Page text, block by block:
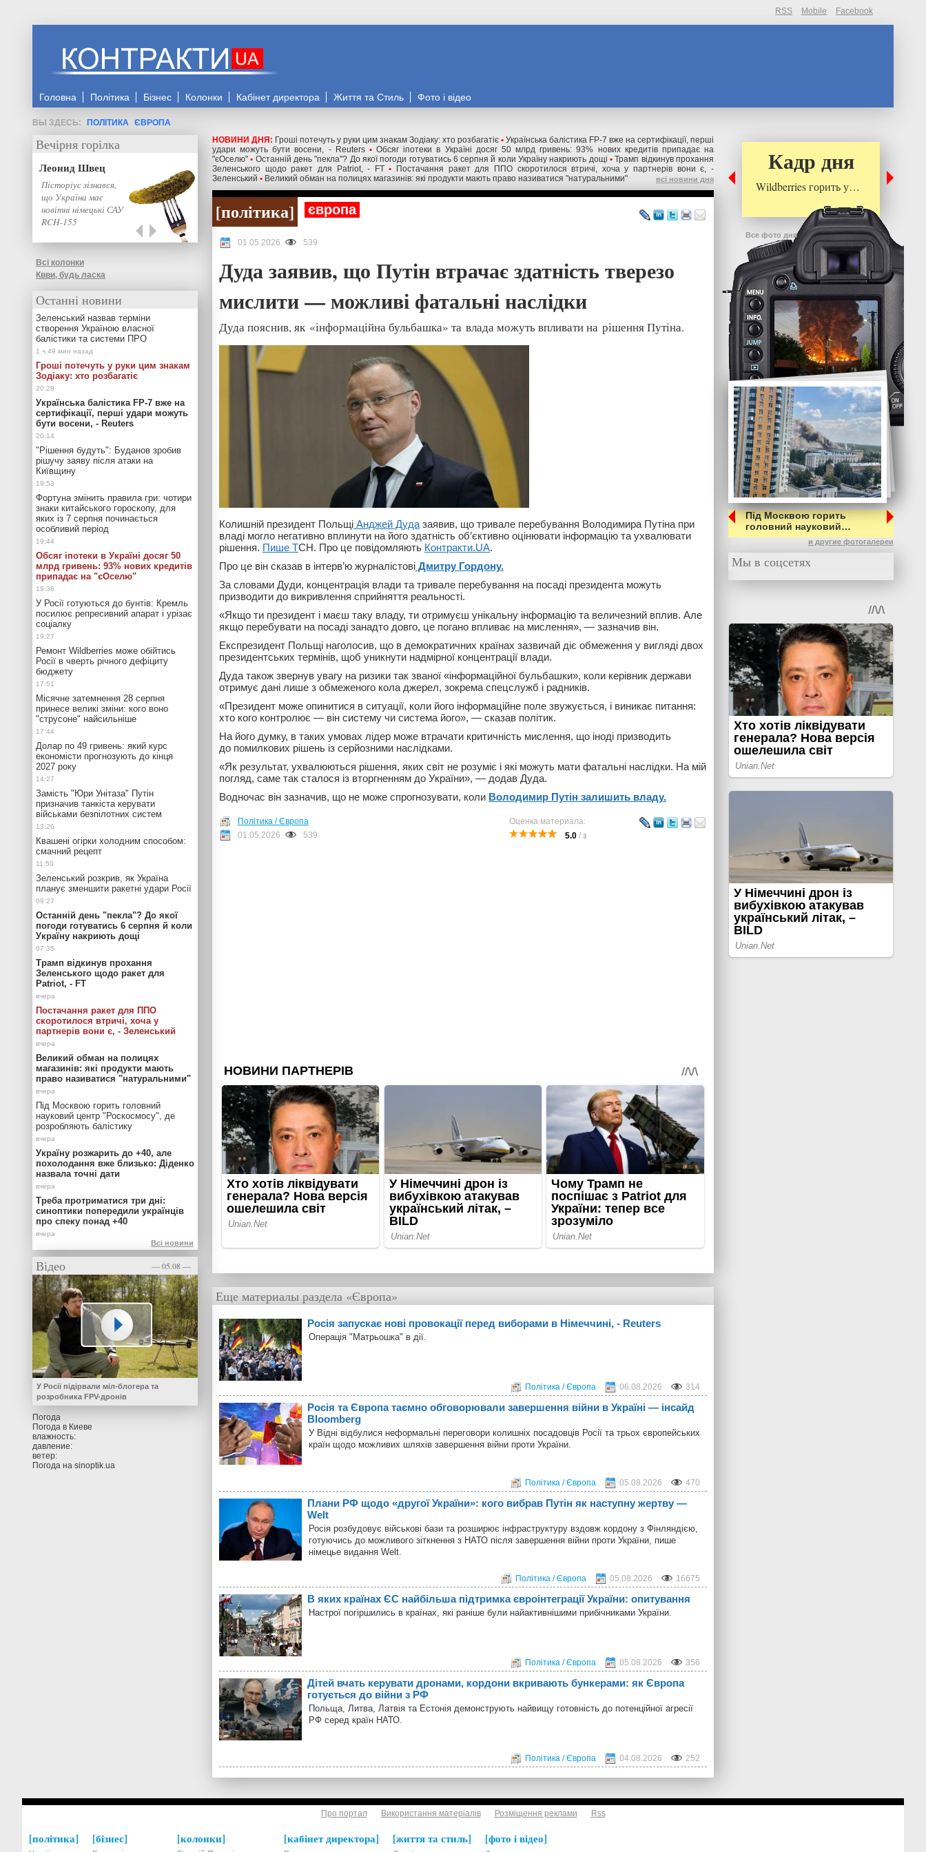
RSS Mobile Facebook
Головна Політика Бізнес Колонки Кабінет директора Життя та Стиль Фото і відео
ПОЛІТИКА ЄВРОПА
НОВИНИ ДНЯ: Гроші потечуть у руки цим знакам Зодіаку: хто розбагатіє • Українська балістика FP-7 вже на сертифікації, перші
удари можуть бути восени, - Reuters • Обсяг іпотеки в Україні досяг 50 млрд гривень: 93% нових кредитів припадає на
"єОселю" • Останній день "пекла"? До якої погоди готуватись 6 серпня й коли Україну накриють дощі • Трамп відкинув прохання
Зеленського щодо ракет для Patriot, - FT •
Постачання ракет для ППО скоротилося втричі, хоча у партнерів вони є, -
Зеленський • Великий обман на полицях магазинів: які продукти мають право називатися "натуральними" всі новини дня
політика європа
01.05.2026 539
Дуда заявив, що Путін втрачає здатність тверезо
мислити — можливі фатальні наслідки
Дуда пояснив, як «інформаційна бульбашка» та влада можуть впливати на рішення Путіна.
Колишній президент Польщі Анджей Дуда заявив, що тривале перебування Володимира Путіна при
владі могло негативно вплинути на його здатність об’єктивно оцінювати інформацію та ухвалювати
рішення. Пише ТСН. Про це повідомляють Контракти.UA.
Про це він сказав в інтерв’ю журналістові Дмитру Гордону.
За словами Дуди, концентрація влади та тривале перебування на посаді президента можуть
призводити до викривлення сприйняття реальності.
«Якщо ти президент і маєш таку владу, ти отримуєш унікальну інформацію та величезний вплив. Але
якщо перебувати на посаді занадто довго, це погано впливає на мислення», — зазначив він.
Експрезидент Польщі наголосив, що в демократичних країнах зазвичай діє обмеження у вигляді двох
президентських термінів, щоб уникнути надмірної концентрації влади.
Дуда також звернув увагу на ризики так званої «інформаційної бульбашки», коли керівник держави
отримує дані лише з обмеженого кола джерел, зокрема спецслужб і радників.
«Президент може опинитися в ситуації, коли його інформаційне поле звужується, і виникає питання:
хто кого контролює — він систему чи система його», — сказав політик.
На його думку, в таких умовах лідер може втрачати критичність мислення, що іноді призводить
до помилкових рішень із серйозними наслідками.
«Як результат, ухвалюються рішення, яких світ не розуміє і які можуть мати фатальні наслідки. На мій
погляд, саме так сталося із вторгненням до України», — додав Дуда.
Водночас він зазначив, що не може спрогнозувати, коли Володимир Путін залишить владу.
Оценка материала:
5.0 / 3
Політика / Європа
01.05.2026
539
Еще материалы раздела «Європа»
Росія запускає нові провокації перед виборами в Німеччині, - Reuters
Операція "Матрьошка" в дії.
Політика / Європа 06.08.2026 314
Росія та Європа таємно обговорювали завершення війни в Україні — інсайд
Bloomberg
У Відні відбулися неформальні переговори колишніх посадовців Росії та трьох європейських
країн щодо можливих шляхів завершення війни проти України.
Політика / Європа 05.08.2026 470
Плани РФ щодо «другої України»: кого вибрав Путін як наступну жертву —
Welt
Росія розбудовує військові бази та розширює інфраструктуру вздовж кордону з Фінляндією,
готуючись до можливого зіткнення з НАТО після завершення війни проти України, пише
німецье видання Welt.
Політика / Європа 05.08.2026 16675
В яких країнах ЄС найбільша підтримка євроінтеграції України: опитування
Настрої погіршились в країнах, які раніше були найактивнішими прибічниками України.
Політика / Європа 05.08.2026 356
Дітей вчать керувати дронами, кордони вкривають бункерами: як Європа
готується до війни з РФ
Польща, Литва, Латвія та Естонія демонструють найвищу готовність до потенційної агресії
РФ серед країн НАТО.
Політика / Європа 04.08.2026 252
Вечірня горілка
Леонид Швец
Посланці Трампа
мають бути
активними, Україна
готова до
Зеленський
Всі колонки
Квви, будь ласка
Останні новини
Зеленський назвав терміни
створення Україною власної
балістики та системи ПРО
Гроші потечуть у руки цим знакам
Зодіаку: хто розбагатіє
Українська балістика FP-7 вже на
сертифікації, перші удари можуть
бути восени, - Reuters
"Рішення будуть": Буданов зробив
рішучу заяву після атаки на
Київщину
Фортуна змінить правила гри: чотири
знаки китайського гороскопу, для
яких із 7 серпня починається
особливий період
Обсяг іпотеки в Україні досяг 50
млрд гривень: 93% нових кредитів
припадає на "єОселю"
У Росії готуються до бунтів: Кремль
посилює репресивний апарат і урізає
соціалку
Ремонт Wildberries може обійтись
Росії в чверть річного дефіциту
бюджету
Місячне затемнення 28 серпня
принесе великі зміни: кого воно
"струсоне" найсильніше
Долар по 49 гривень: який курс
економісти прогнозують до кінця
2027 року
Замість "Юри Унітаза" Путін
призначив танкіста керувати
військами безпілотних систем
Квашені огірки холодним способом:
смачний рецепт
Зеленський розкрив, як Україна
планує зменшити ракетні удари Росії
Останній день "пекла"? До якої
погоди готуватись 6 серпня й коли
Україну накриють дощі
Трамп відкинув прохання
Зеленського щодо ракет для
Patriot, - FT
Постачання ракет для ППО
скоротилося втричі, хоча у
партнерів вони є, - Зеленський
Великий обман на полицях
магазинів: які продукти мають
право називатися "натуральними"
Під Москвою горить головний
науковий центр "Роскосмосу", де
розробляють балістику
Україну розжарить до +40, але
похолодання вже близько: Діденко
назвала точні дати
Треба протриматися три дні:
синоптики попередили українців
про спеку понад +40
Всі новини
Відео — 05.08 —
У Росії підірвали міл-блогера та
розробника FPV-дронів
Погода
Погода в Киеве
влажность:
давление:
ветер:
Погода на sinoptik.ua
Кадр дня
Wildberries горить у…
Все фото дня
Під Москвою горить
головний науковий…
и другие фотогалереи
Мы в соцсетях
Про портал Використання матеріалів Розміщення реклами Rss
політика бізнес колонки кабінет директора життя та стиль фото і відео